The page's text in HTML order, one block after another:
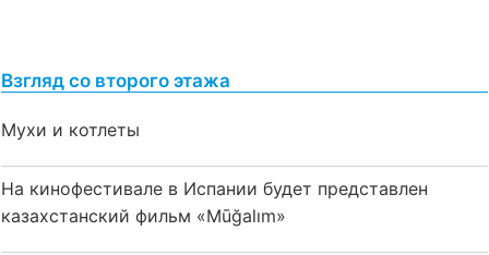
Взгляд со второго этажа
Мухи и котлеты
На кинофестивале в Испании будет представлен
казахстанский фильм «Mūğalım»